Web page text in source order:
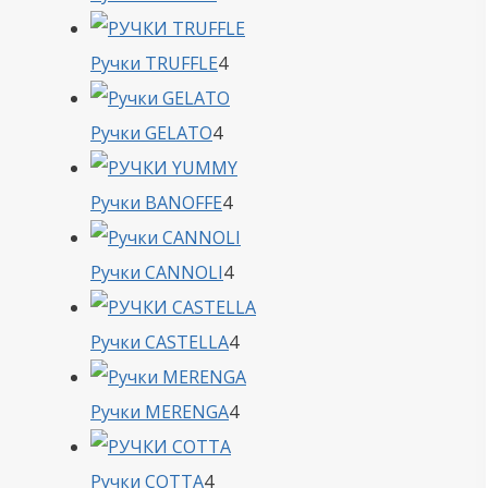
товара
Ручки TRUFFLE44
товара
Ручки GELATO44
товара
Ручки BANOFFE44
товара
Ручки CANNOLI44
товара
Ручки CASTELLA44
товара
Ручки MERENGA44
Ручки COTTA44